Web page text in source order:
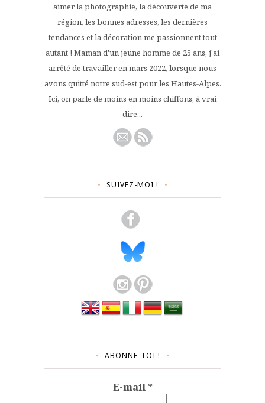
aimer la photographie, la découverte de ma
région, les bonnes adresses, les dernières
tendances et la décoration me passionnent tout
autant ! Maman d'un jeune homme de 25 ans, j'ai
arrêté de travailler en mars 2022, lorsque nous
avons quitté notre sud-est pour les Hautes-Alpes.
Ici, on parle de moins en moins chiffons, à vrai
dire...
SUIVEZ-MOI !
ABONNE-TOI !
E-mail*